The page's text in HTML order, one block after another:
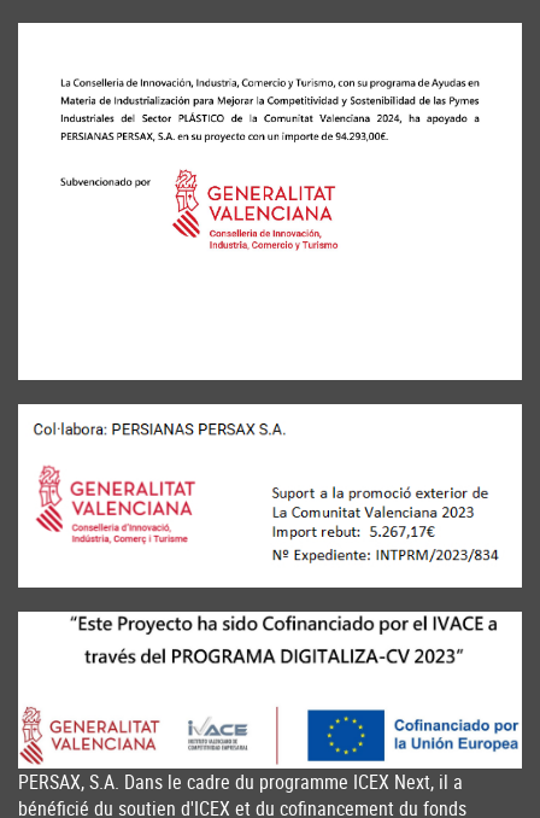
PERSAX, S.A. Dans le cadre du programme ICEX Next, il a
bénéficié du soutien d'ICEX et du cofinancement du fonds